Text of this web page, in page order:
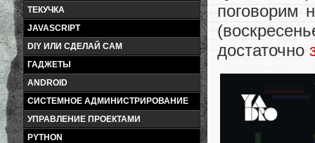
ТЕКУЧКА
JAVASCRIPT
DIY ИЛИ СДЕЛАЙ САМ
ГАДЖЕТЫ
ANDROID
СИСТЕМНОЕ АДМИНИСТРИРОВАНИЕ
УПРАВЛЕНИЕ ПРОЕКТАМИ
PYTHON
поговорим
достаточно